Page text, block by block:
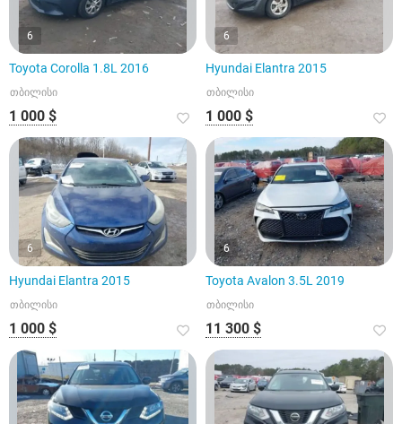
6
Toyota Corolla 1.8L 2016
თბილისი
1 000 $
6
Hyundai Elantra 2015
თბილისი
1 000 $
6
Hyundai Elantra 2015
თბილისი
1 000 $
6
Toyota Avalon 3.5L 2019
თბილისი
11 300 $